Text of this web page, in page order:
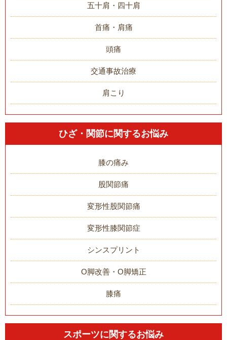
五十肩・四十肩
首痛・肩痛
頭痛
交通事故治療
肩こり
ひざ・関節に関するお悩み
膝の痛み
股関節痛
変形性股関節痛
変形性膝関節症
シンスプリント
O脚改善・O脚矯正
膝痛
スポーツに関するお悩み